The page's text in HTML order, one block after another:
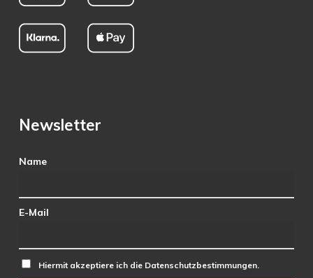
Newsletter
Name
E-Mail
Hiermit akzeptiere ich die Datenschutzbestimmungen.